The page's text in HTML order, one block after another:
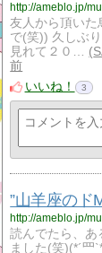
http://ameblo.jp/
友人から頂いた
で(笑)) 久しぶ
見れて２０…
前
いいね！
3
”山羊座のド
http://ameblo.jp/
読んでたら、あ
ました(笑)(*´